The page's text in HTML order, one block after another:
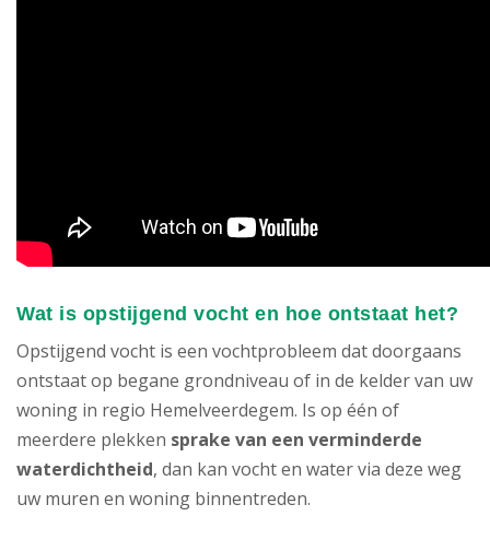
Wat is opstijgend vocht en hoe ontstaat het?
Opstijgend vocht is een vochtprobleem dat doorgaans
ontstaat op begane grondniveau of in de kelder van uw
woning in regio Hemelveerdegem. Is op één of
meerdere plekken sprake van een verminderde
waterdichtheid, dan kan vocht en water via deze weg
uw muren en woning binnentreden.